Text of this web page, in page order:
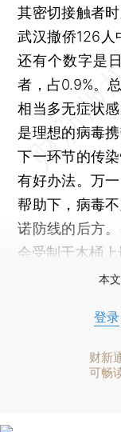
其密切接触者
武汉撤侨126人
还有个数字是
者，占0.9%。
相当多无症状
是理想的病毒
下一环节的传
有好办法。万
帮助下，病毒
诺防线的后方
会受制于木桶上
本
登录
财新
可畅